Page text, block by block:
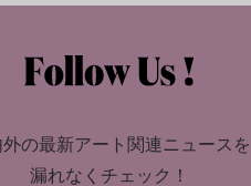
の最新アート関連ニュースを
漏れなくチェック！